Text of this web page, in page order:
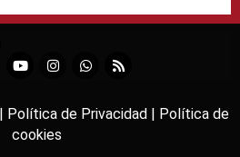
Política de Privacidad |
Política de
cookies